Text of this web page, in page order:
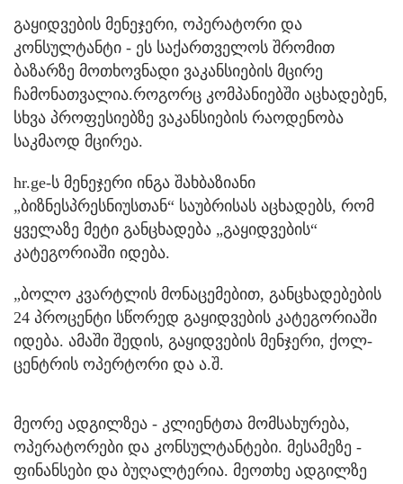
გაყიდვების მენეჯერი, ოპერატორი და
კონსულტანტი - ეს საქართველოს შრომით
ბაზარზე მოთხოვნადი ვაკანსიების მცირე
ჩამონათვალია.როგორც კომპანიებში აცხადებენ,
სხვა პროფესიებზე ვაკანსიების რაოდენობა
საკმაოდ მცირეა.
hr.ge-ს მენეჯერი ინგა შახბაზიანი
„ბიზნესპრესნიუსთან“ საუბრისას აცხადებს, რომ
ყველაზე მეტი განცხადება „გაყიდვების“
კატეგორიაში იდება.
„ბოლო კვარტლის მონაცემებით, განცხადებების
24 პროცენტი სწორედ გაყიდვების კატეგორიაში
იდება. ამაში შედის, გაყიდვების მენჯერი, ქოლ-
ცენტრის ოპერტორი და ა.შ.
მეორე ადგილზეა - კლიენტთა მომსახურება,
ოპერატორები და კონსულტანტები. მესამეზე -
ფინანსები და ბუღალტერია. მეოთხე ადგილზე